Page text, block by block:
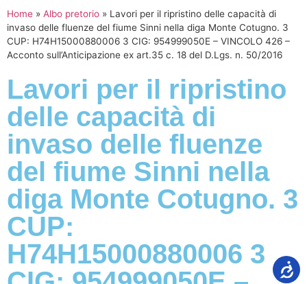
Home » Albo pretorio » Lavori per il ripristino delle capacità di
invaso delle fluenze del fiume Sinni nella diga Monte Cotugno. 3
CUP: H74H15000880006 3 CIG: 954999050E – VINCOLO 426 –
Acconto sull’Anticipazione ex art.35 c. 18 del D.Lgs. n. 50/2016
Lavori per il ripristino
delle capacità di
invaso delle fluenze
del fiume Sinni nella
diga Monte Cotugno. 3
CUP:
H74H15000880006 3